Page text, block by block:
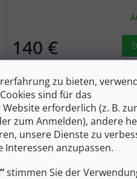
zu bieten,
sind für das
erforderlich (z. B.
zum Anmelden), andere
unsere Dienste zu
anzupassen.
stimmen Sie der
49 1/3
140 €
Membran für trockene Füße
nassen Trails. Das Advanced
System sorgt für Stabilität in
anspruchsvollem Gelände.
42
42 2/3 43 1/3 44